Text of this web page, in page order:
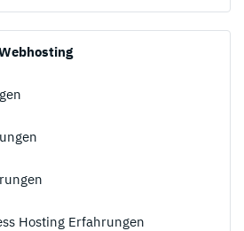
Hosting Erfahrungen